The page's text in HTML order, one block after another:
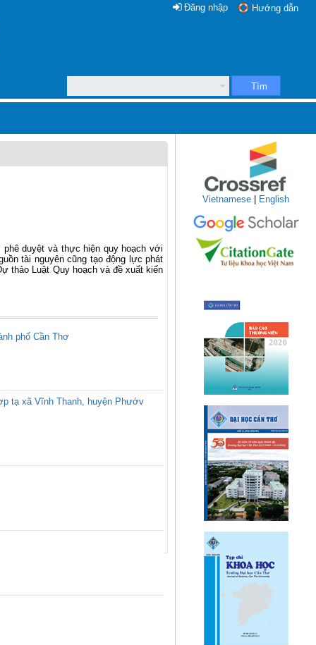
Hướng dẫn
Đăng nhập
Tìm
phê duyệt và thực hiện quy hoạch với
tài nguyên cũng tạo động lực phát
thảo Luật Quy hoạch và đề xuất kiến
phố Cần Thơ
tạ xã Vĩnh Thanh, huyện Phướv
Vietnamese English